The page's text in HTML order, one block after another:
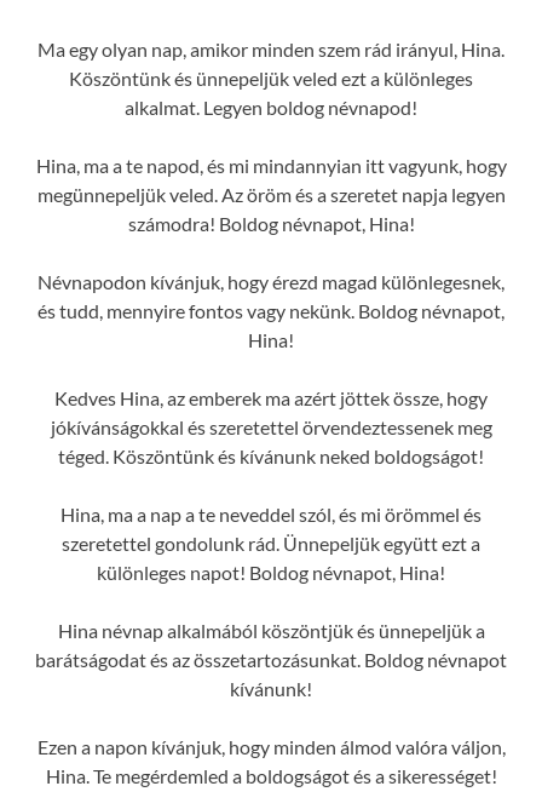
Ma egy olyan nap, amikor minden szem rád irányul, Hina.
Köszöntünk és ünnepeljük veled ezt a különleges
alkalmat. Legyen boldog névnapod!
Hina, ma a te napod, és mi mindannyian itt vagyunk, hogy
megünnepeljük veled. Az öröm és a szeretet napja legyen
számodra! Boldog névnapot, Hina!
Névnapodon kívánjuk, hogy érezd magad különlegesnek,
és tudd, mennyire fontos vagy nekünk. Boldog névnapot,
Hina!
Kedves Hina, az emberek ma azért jöttek össze, hogy
jókívánságokkal és szeretettel örvendeztessenek meg
téged. Köszöntünk és kívánunk neked boldogságot!
Hina, ma a nap a te neveddel szól, és mi örömmel és
szeretettel gondolunk rád. Ünnepeljük együtt ezt a
különleges napot! Boldog névnapot, Hina!
Hina névnap alkalmából köszöntjük és ünnepeljük a
barátságodat és az összetartozásunkat. Boldog névnapot
kívánunk!
Ezen a napon kívánjuk, hogy minden álmod valóra váljon,
Hina. Te megérdemled a boldogságot és a sikerességet!